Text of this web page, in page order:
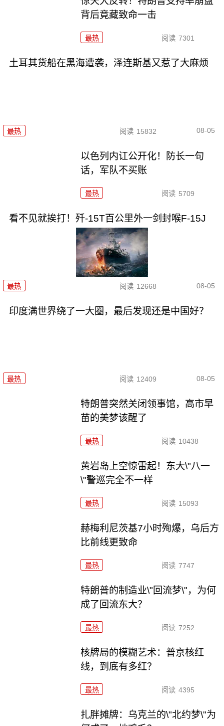
背后竟藏致命一击
最热 阅读 7301
土耳其货船在黑海遭袭，泽连斯基又惹了大麻烦
最热 阅读 15832 08-05
以色列内讧公开化！防长一句
话，军队不买账
最热 阅读 5709
看不见就挨打！歼-15T百公里外一剑封喉F-15J
最热 阅读 12668 08-05
印度满世界绕了一大圈，最后发现还是中国好？
最热 阅读 12409 08-05
特朗普突然关闭领事馆，高市早
苗的美梦该醒了
最热 阅读 10438
黄岩岛上空惊雷起！东大\"八一
\"警巡完全不一样
最热 阅读 15093
赫梅利尼茨基7小时殉爆，乌后方
比前线更致命
最热 阅读 7747
特朗普的制造业\"回流梦\"，为何
成了回流东大？
最热 阅读 7252
核牌局的模糊艺术：普京核红
线，到底有多红？
最热 阅读 4395
扎胖摊牌：乌克兰的\"北约梦\"为